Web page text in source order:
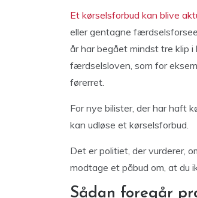
Et kørselsforbud kan blive
eller gentagne
år har begået mindst tre klip
færdselsloven, som for
førerret.
For nye bilister, der har haft
kan udløse et kørselsforbud.
Det er politiet, der vurderer,
modtage et påbud om, at du
Sådan foregår